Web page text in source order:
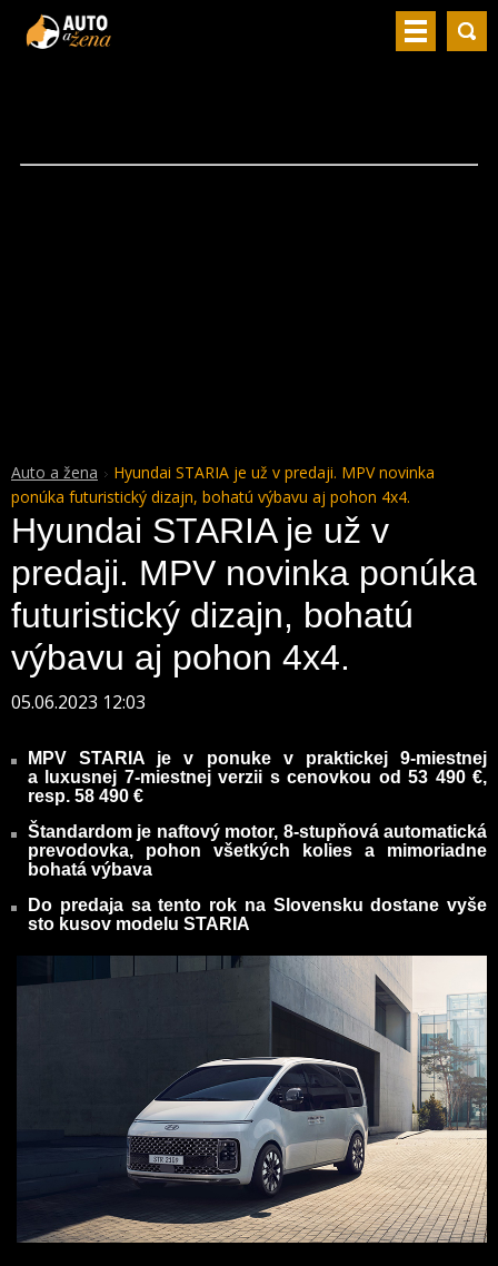
Auto a žena
Hyundai STARIA je už v predaji. MPV novinka
ponúka futuristický dizajn, bohatú výbavu aj pohon 4x4.
Hyundai STARIA je už v
predaji. MPV novinka ponúka
futuristický dizajn, bohatú
výbavu aj pohon 4x4.
05.06.2023 12:03
MPV STARIA je v ponuke v praktickej 9-miestnej
a luxusnej 7-miestnej verzii s cenovkou od 53 490 €,
resp. 58 490 €
Štandardom je naftový motor, 8-stupňová automatická
prevodovka, pohon všetkých kolies a mimoriadne
bohatá výbava
Do predaja sa tento rok na Slovensku dostane vyše
sto kusov modelu STARIA